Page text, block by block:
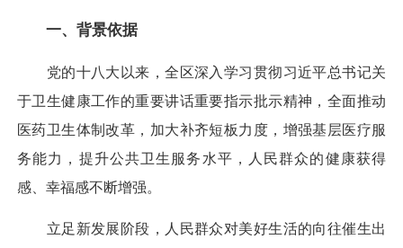
一、背景依据
党的十八大以来，全区深入学习贯彻习近平总书记关
于卫生健康工作的重要讲话重要指示批示精神，全面推动
医药卫生体制改革，加大补齐短板力度，增强基层医疗服
务能力，提升公共卫生服务水平，人民群众的健康获得
感、幸福感不断增强。
立足新发展阶段，人民群众对美好生活的向往催生出